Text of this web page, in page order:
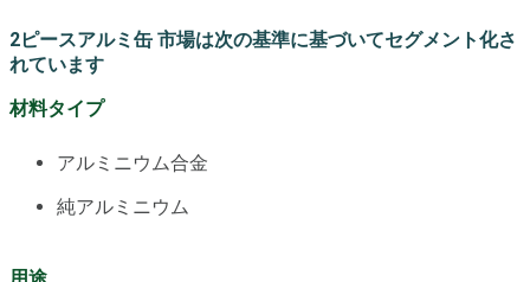
2ピースアルミ缶 市場は次の基準に基づいてセグメント化さ
れています
材料タイプ
アルミニウム合金
純アルミニウム